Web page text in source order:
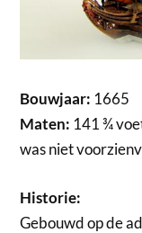
Bouwjaar: 1665
Maten: 141 ¾
was niet
Historie:
Gebouwd op de